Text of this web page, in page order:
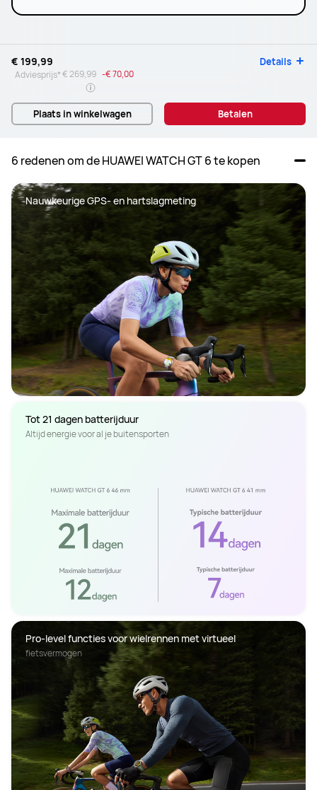
€ 199,99 Details
Adviesprijs*€ 269,99 -€ 70,00
Plaats in winkelwagen Betalen
6 redenen om de HUAWEI WATCH GT 6 te kopen
Nauwkeurige GPS- en hartslagmeting
Tot 21 dagen batterijduur
Altijd energie voor al je buitensporten
Pro-level functies voor wielrennen met virtueel
fietsvermogen